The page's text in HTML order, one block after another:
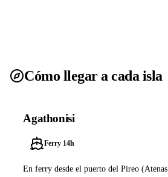
Cómo llegar a cada isla
Agathonisi
Ferry 14h
En ferry desde el puerto del Pireo